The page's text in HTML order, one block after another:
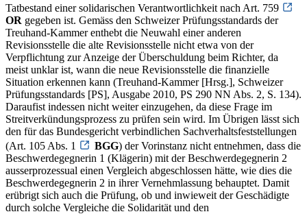
Tatbestand einer solidarischen Verantwortlichkeit nach Art. 759
OR gegeben ist. Gemäss den Schweizer Prüfungsstandards der
Treuhand-Kammer enthebt die Neuwahl einer anderen
Revisionsstelle die alte Revisionsstelle nicht etwa von der
Verpflichtung zur Anzeige der Überschuldung beim Richter, da
meist unklar ist, wann die neue Revisionsstelle die finanzielle
Situation erkennen kann (Treuhand-Kammer [Hrsg.], Schweizer
Prüfungsstandards [PS], Ausgabe 2010, PS 290 NN Abs. 2, S. 134).
Daraufist indessen nicht weiter einzugehen, da diese Frage im
Streitverkündungsprozess zu prüfen sein wird. Im Übrigen lässt sich
den für das Bundesgericht verbindlichen Sachverhaltsfeststellungen
(Art. 105 Abs. 1
BGG) der Vorinstanz nicht entnehmen, dass die
Beschwerdegegnerin 1 (Klägerin) mit der Beschwerdegegnerin 2
ausserprozessual einen Vergleich abgeschlossen hätte, wie dies die
Beschwerdegegnerin 2 in ihrer Vernehmlassung behauptet. Damit
erübrigt sich auch die Prüfung, ob und inwieweit der Geschädigte
durch solche Vergleiche die Solidarität und den